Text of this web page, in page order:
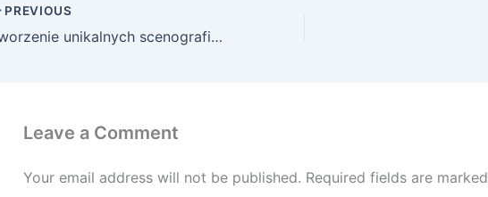
PREVIOUS
Tworzenie unikalnych scenografii dla przestrzeni wystawienniczych, muzeów, produkcji telewizyjnych, teatralnych koncertów i eventów
Leave a Comment
Your email address will not be published. Required fields are marked